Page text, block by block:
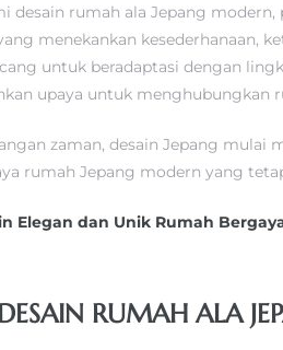
desain rumah ala Jepang
menekankan kesederhanaan,
untuk beradaptasi dengan
upaya untuk menghubungkan
zaman, desain Jepang mulai
rumah Jepang modern yang
Elegan dan Unik Rumah
RUMAH ALA